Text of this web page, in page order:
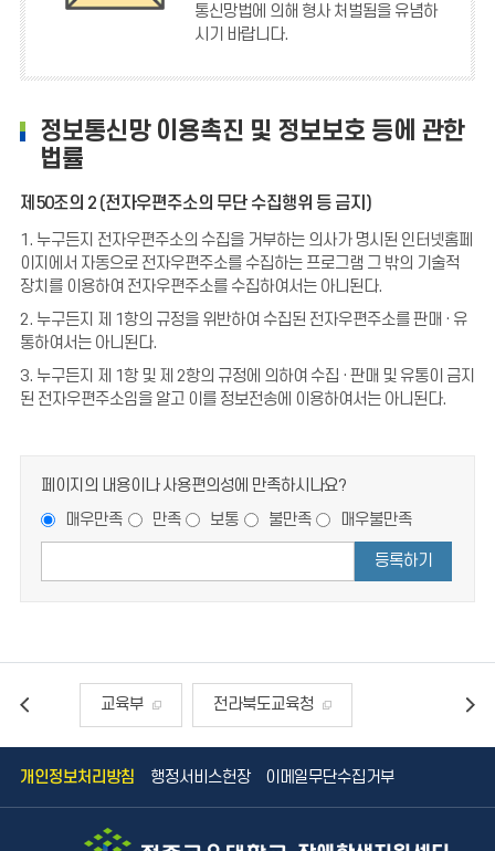
통신망법에 의해 형사 처벌됨을 유념하
시기 바랍니다.
정보통신망 이용촉진 및 정보보호 등에 관한
법률
제50조의 2 (전자우편주소의 무단 수집행위 등 금지)
1. 누구든지 전자우편주소의 수집을 거부하는 의사가 명시된 인터넷홈페
이지에서 자동으로 전자우편주소를 수집하는 프로그램 그 밖의 기술적
장치를 이용하여 전자우편주소를 수집하여서는 아니된다.
2. 누구든지 제 1항의 규정을 위반하여 수집된 전자우편주소를 판매 · 유
통하여서는 아니된다.
3. 누구든지 제 1항 및 제 2항의 규정에 의하여 수집 · 판매 및 유통이 금지
된 전자우편주소임을 알고 이를 정보전송에 이용하여서는 아니된다.
페이지의 내용이나 사용편의성에 만족하시나요?
매우만족
만족 보통 불만족 매우불만족
등록하기
교육부 전라북도교육청
국방헬프콜 대한민국공무원되기
국민건강보험공단
개인정보처리방침 행정서비스헌장 이메일무단수집거부